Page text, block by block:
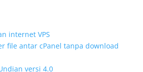
internet VPS
file antar cPanel tanpa download
versi 4.0